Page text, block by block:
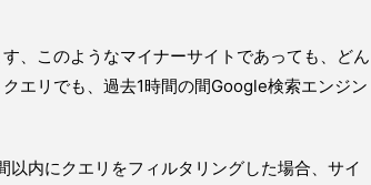
、このようなマイナーサイトであっても、どん
エリでも、過去1時間の間Google検索エンジン
以内にクエリをフィルタリングした場合、サイ